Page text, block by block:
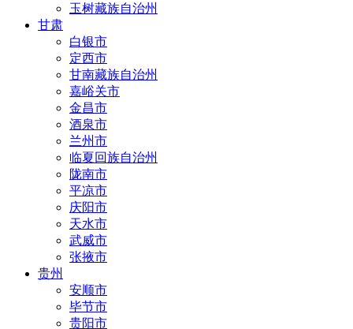
玉树藏族自治州
甘肃
白银市
定西市
甘南藏族自治州
嘉峪关市
金昌市
酒泉市
兰州市
临夏回族自治州
陇南市
平凉市
庆阳市
天水市
武威市
张掖市
贵州
安顺市
毕节市
贵阳市